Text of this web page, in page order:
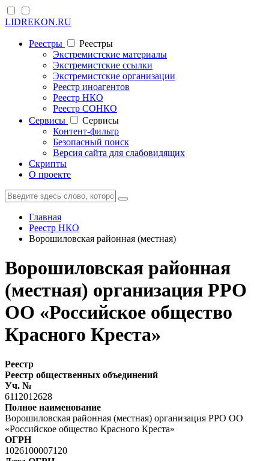
LIDREKON.RU
Реестры
Реестры
Экстремистские материалы
Экстремистские ссылки
Экстремистские организации
Реестр иноагентов
Реестр НКО
Реестр СОНКО
Cервисы
Cервисы
Контент-фильтр
Безопасный поиск
Версия сайта для слабовидящих
Скрипты
О проекте
Главная
Реестр НКО
Ворошиловская районная (местная)
Ворошиловская районная
(местная) организация РРО
ОО «Российское общество
Красного Креста»
Реестр
Реестр общественных объединений
Уч. №
6112012628
Полное наименование
Ворошиловская районная (местная) организация РРО ОО
«Российское общество Красного Креста»
ОГРН
1026100007120